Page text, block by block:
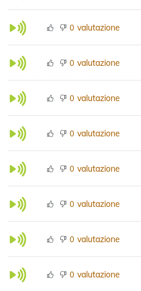
0 valutazione
0 valutazione
0 valutazione
0 valutazione
0 valutazione
0 valutazione
0 valutazione
0 valutazione